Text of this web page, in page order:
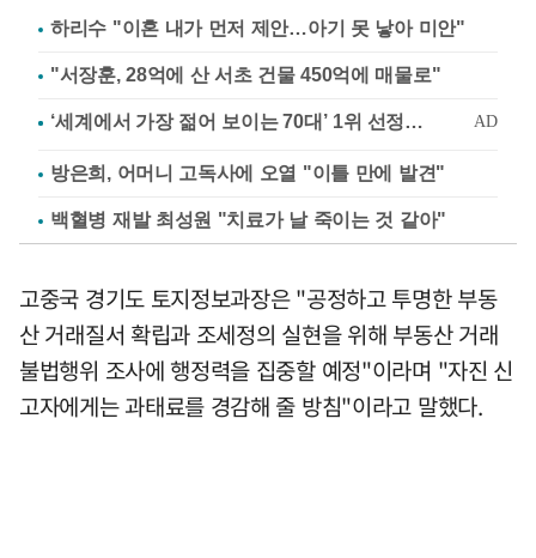
하리수 "이혼 내가 먼저 제안…아기 못 낳아 미안"
"서장훈, 28억에 산 서초 건물 450억에 매물로"
방은희, 어머니 고독사에 오열 "이틀 만에 발견"
백혈병 재발 최성원 "치료가 날 죽이는 것 같아"
고중국 경기도 토지정보과장은 "공정하고 투명한 부동
산 거래질서 확립과 조세정의 실현을 위해 부동산 거래
불법행위 조사에 행정력을 집중할 예정"이라며 "자진 신
고자에게는 과태료를 경감해 줄 방침"이라고 말했다.